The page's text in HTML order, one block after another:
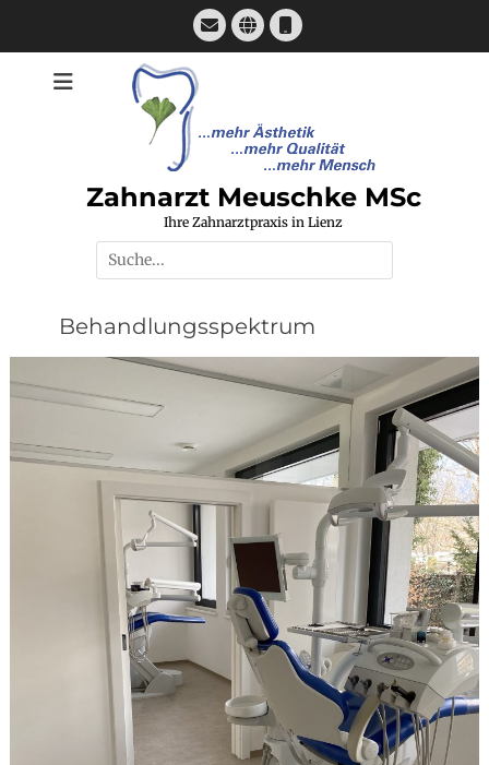
E-
Mail
WebsiteTelefon
Zahnarzt Meuschke MSc
Ihre Zahnarztpraxis in Lienz
Suchen
nach:
Behandlungsspektrum